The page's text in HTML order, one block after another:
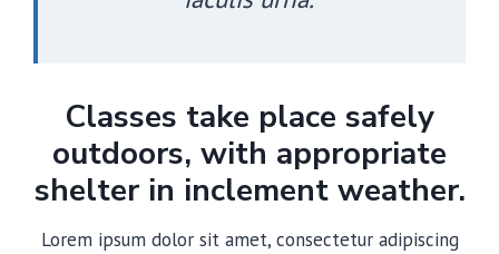
Classes take place safely
outdoors, with appropriate
shelter in inclement weather.
Lorem ipsum dolor sit amet, consectetur adipiscing